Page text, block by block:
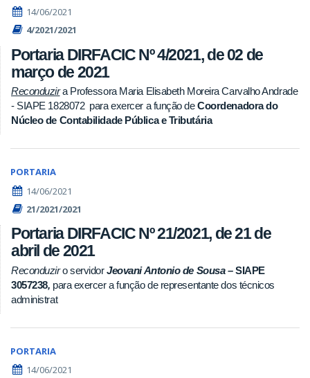
14/06/2021
4/2021/2021
Portaria DIRFACIC Nº 4/2021, de 02 de
março de 2021
Reconduzira Professora Maria Elisabeth Moreira Carvalho Andrade
- SIAPE 1828072 para exercer a função deCoordenadora do
Núcleo de Contabilidade Pública e Tributária
PORTARIA
14/06/2021
21/2021/2021
Portaria DIRFACIC Nº 21/2021, de 21 de
abril de 2021
Reconduziro servidorJeovani Antonio de Sousa –SIAPE
3057238, para exercer a função de representante dos técnicos
administrat
PORTARIA
14/06/2021